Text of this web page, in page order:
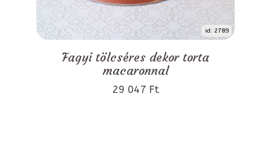
id: 2789
Fagyi tölcséres dekor torta
macaronnal
29 047 Ft